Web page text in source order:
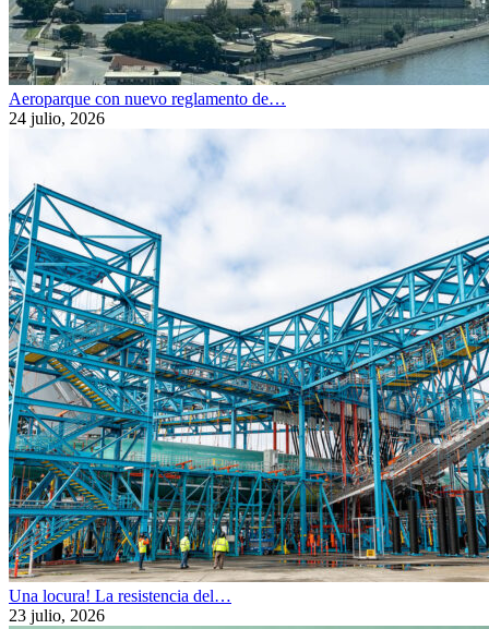
Aeroparque con nuevo reglamento de…
24 julio, 2026
Una locura! La resistencia del…
23 julio, 2026